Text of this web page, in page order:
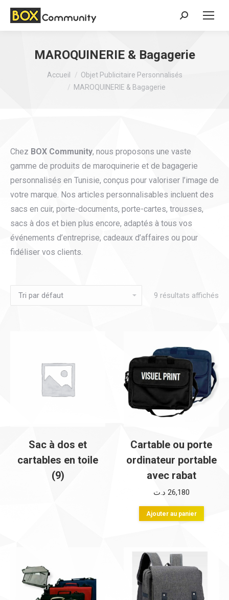
Search:
MAROQUINERIE & Bagagerie
Vous êtes ici :Accueil
Objet Publicitaire Personnalisés
MAROQUINERIE & Bagagerie
Chez BOX Community, nous proposons une vaste
gamme de produits de maroquinerie et de bagagerie
personnalisés en Tunisie, conçus pour valoriser l’image de
votre marque. Nos articles personnalisables incluent des
sacs en cuir, porte-documents, porte-cartes, trousses,
sacs à dos et bien plus encore, adaptés à tous vos
événements d’entreprise, cadeaux d’affaires ou pour
fidéliser vos clients.
9 résultats affichés
Sac à dos et
cartables en toile
(9)
Cartable ou porte
ordinateur portable
avec rabat
26,180 د.ت
Ajouter au panier